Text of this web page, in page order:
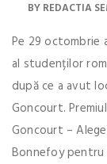
BYREDACTIA
Pe 29 octombrie
al studenților
după ce a avut
Goncourt.
Goncourt –
Bonnefoy pentru